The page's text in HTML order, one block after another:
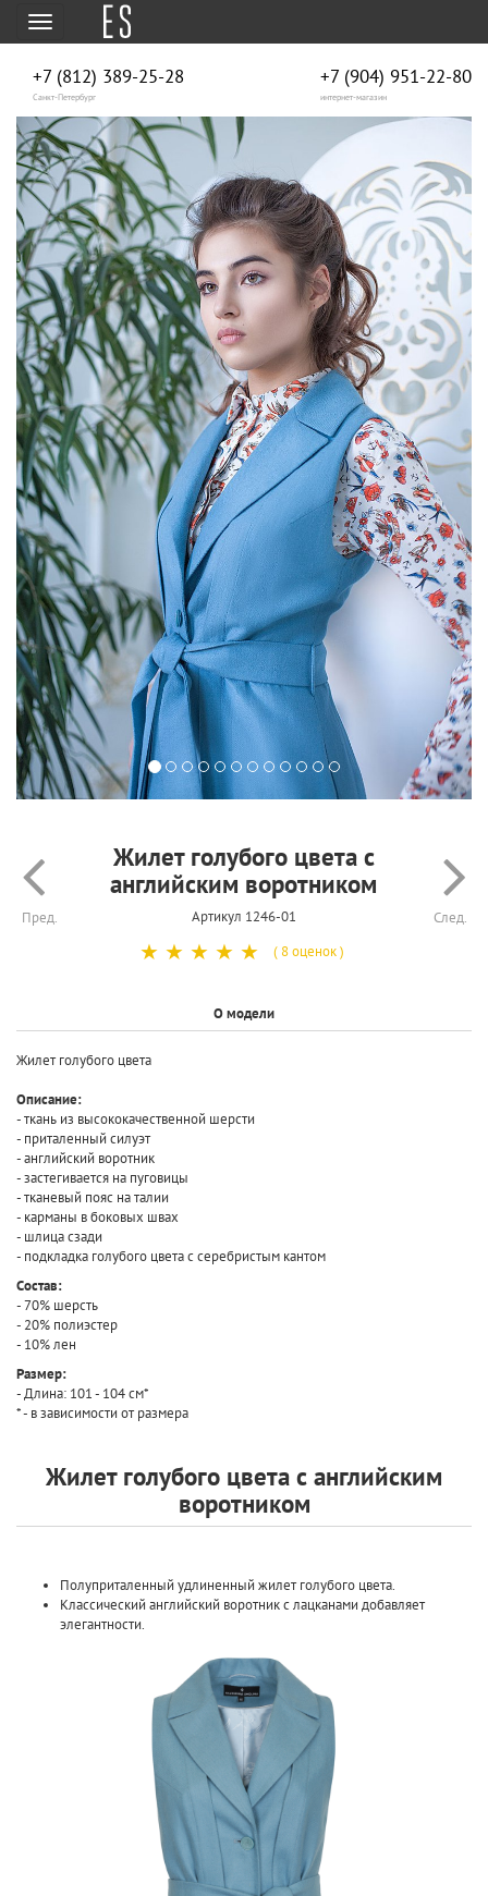
Меню
+7 (812) 389-25-28
Санкт-Петербург
+7 (904) 951‑22‑80
интернет-магазин
Пред.
Жилет голубого цвета с
английским воротником
Артикул 1246-01 След.
☆
☆
☆
☆
☆ ( 8 оценок )
О модели
Жилет голубого цвета
Описание:
- ткань из высококачественной шерсти
- приталенный силуэт
- английский воротник
- застегивается на пуговицы
- тканевый пояс на талии
- карманы в боковых швах
- шлица сзади
- подкладка голубого цвета с серебристым кантом
Состав:
- 70% шерсть
- 20% полиэстер
- 10% лен
Размер:
- Длина: 101 - 104 см*
* - в зависимости от размера
Жилет голубого цвета с английским
воротником
Полуприталенный удлиненный жилет голубого цвета.
Классический английский воротник с лацканами добавляет
элегантности.